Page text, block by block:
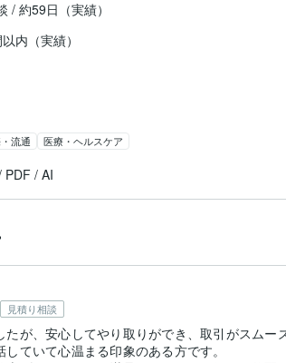
/ 約59日（実績）
内（実績）
流通 医療・ヘルスケア
PDF / AI
見積り相談
たが、安心してやり取りができ、取引がスムー
ていて心温まる印象のある方です。